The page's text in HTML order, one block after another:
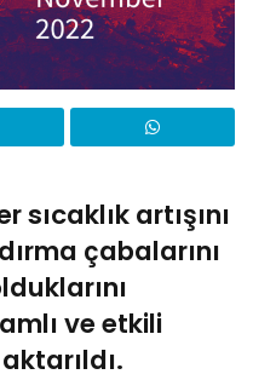
artışını
çabalarını
ve etkili